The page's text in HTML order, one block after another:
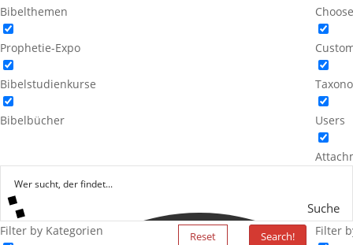
Bibelthemen
Prophetie-Expo
Bibelstudienkurse
Bibelbücher Users
Suche
Filter by Kategorien Reset Search! Filter